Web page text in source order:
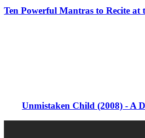
Ten Powerful Mantras to Recite at
Unmistaken Child (2008) - A